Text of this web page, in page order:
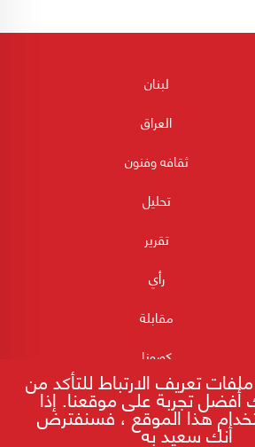
لبنان
العراق
ثقافه وفنون
تحليل
تقرير
رأي
مقابلة
كورونا
تعريف الارتباط للتأكد من
أفضل تجربة على موقعنا. إذا
هذا الموقع ، فسنفترض
أنك سعيد به